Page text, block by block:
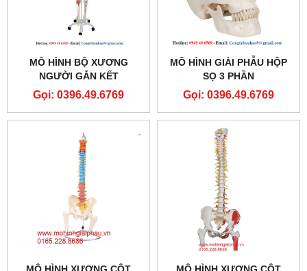
MÔ HÌNH BỘ XƯƠNG
NGƯỜI GẮN KẾT
Gọi: 0396.49.6769
MÔ HÌNH GIẢI PHẪU HỘP
SỌ 3 PHẦN
Gọi: 0396.49.6769